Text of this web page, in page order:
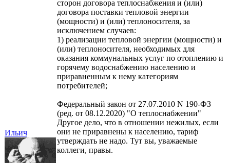
Ильич
сторон договора теплоснабжения и (или)
договора поставки тепловой энергии
(мощности) и (или) теплоносителя, за
исключением случаев:
1) реализации тепловой энергии (мощности) и
(или) теплоносителя, необходимых для
оказания коммунальных услуг по отоплению и
горячему водоснабжению населению и
приравненным к нему категориям
потребителей;
Федеральный закон от 27.07.2010 N 190-ФЗ
(ред. от 08.12.2020) "О теплоснабжении"
Другое дело, что в отношении нежилых, если
они не приравнены к населению, тариф
утверждать не надо. Тут вы, уважаемые
коллеги, правы.